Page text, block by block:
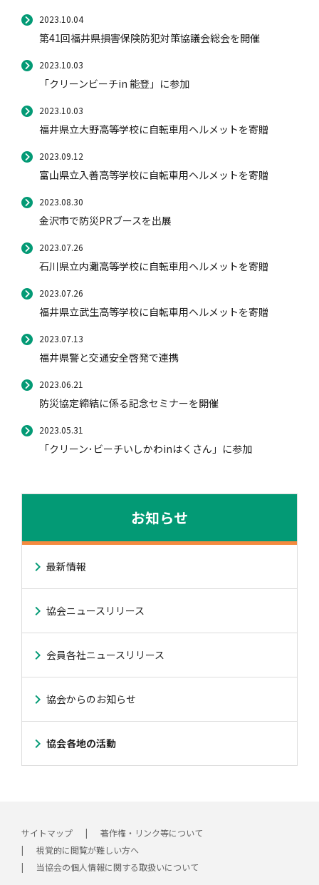
ペット保険
協会からのお知らせ
協会各地の活動
他の紛争解決機関等
通報等窓口
2023.10.04
第41回福井県損害保険防犯対策協議会総会を開催
2023.10.03
「クリーンビーチin 能登」に参加
2023.10.03
福井県立大野高等学校に自転車用ヘルメットを寄贈
2023.09.12
富山県立入善高等学校に自転車用ヘルメットを寄贈
2023.08.30
金沢市で防災PRブースを出展
2023.07.26
石川県立内灘高等学校に自転車用ヘルメットを寄贈
2023.07.26
福井県立武生高等学校に自転車用ヘルメットを寄贈
2023.07.13
福井県警と交通安全啓発で連携
2023.06.21
防災協定締結に係る記念セミナーを開催
2023.05.31
「クリーン･ビーチいしかわinはくさん」に参加
お知らせ
最新情報
協会ニュースリリース
会員各社ニュースリリース
協会からのお知らせ
協会各地の活動
サイトマップ
著作権・リンク等について
視覚的に閲覧が難しい方へ
当協会の個人情報に関する取扱いについて